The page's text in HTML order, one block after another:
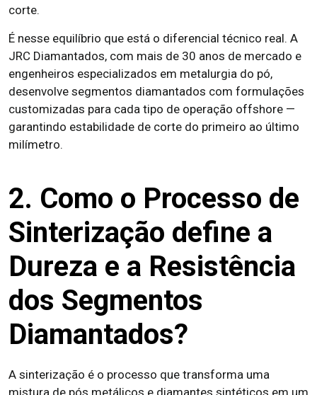
corte.
É nesse equilíbrio que está o diferencial técnico real. A
JRC Diamantados, com mais de 30 anos de mercado e
engenheiros especializados em metalurgia do pó,
desenvolve segmentos diamantados com formulações
customizadas para cada tipo de operação offshore —
garantindo estabilidade de corte do primeiro ao último
milímetro.
2. Como o Processo de
Sinterização define a
Dureza e a Resistência
dos Segmentos
Diamantados?
A sinterização é o processo que transforma uma
mistura de pós metálicos e diamantes sintéticos em um